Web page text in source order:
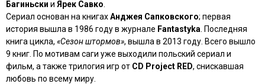
Багиньски и Ярек Савко
Сериал основан на книгахАнджея Сапковского; первая
история вышла в 1986 году в журнале Fantastyka . Последняя
книга цикла, «Сезон штормов», вышла в 2013 году. Всего вышло
9 книг. По мотивам саги уже выходили польский сериал и
фильм, а также трилогия игр от CD Project RED, снискавшая
любовь по всему миру.